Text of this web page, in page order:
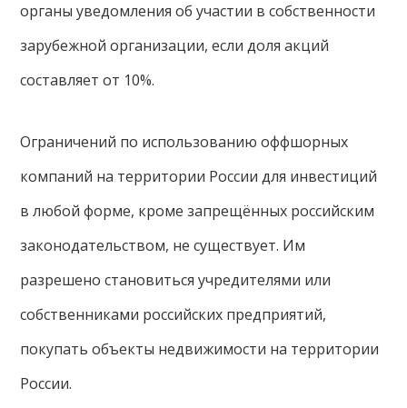
органы уведомления об участии в собственности
зарубежной организации, если доля акций
составляет от 10%.
Ограничений по использованию оффшорных
компаний на территории России для инвестиций
в любой форме, кроме запрещённых российским
законодательством, не существует. Им
разрешено становиться учредителями или
собственниками российских предприятий,
покупать объекты недвижимости на территории
России.